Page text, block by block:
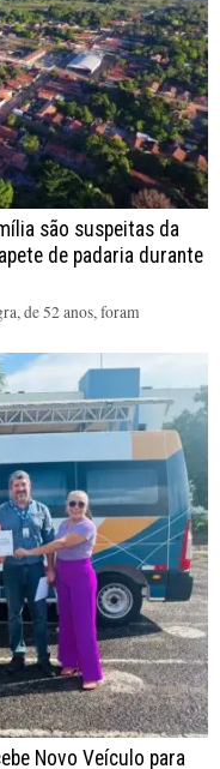
são suspeitas da
de padaria durante
de 52 anos, foram
Novo Veículo para